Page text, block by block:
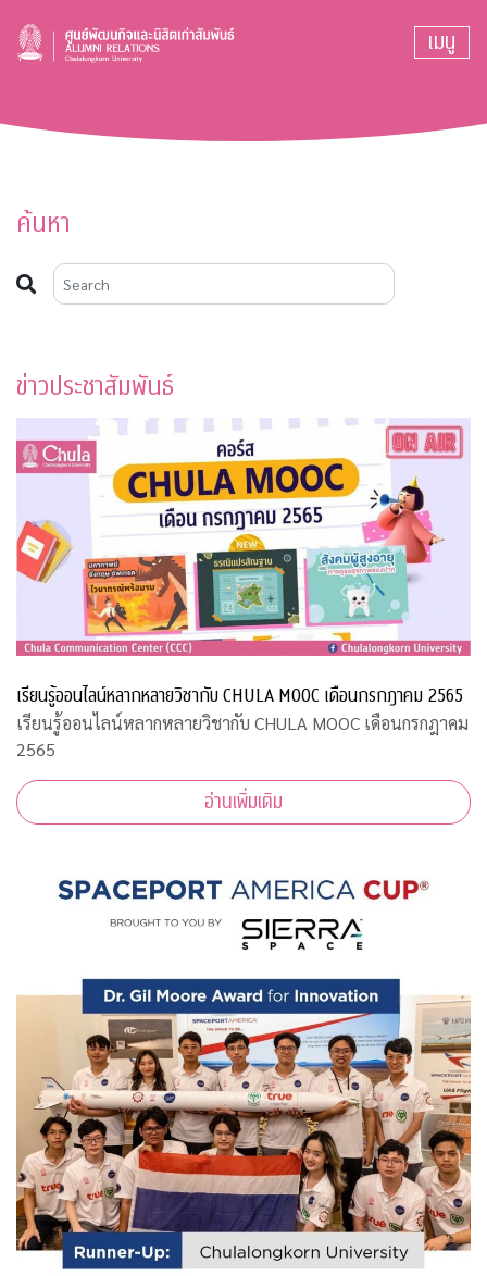
เมนู
ค้นหา
ข่าวประชาสัมพันธ์
เรียนรู้ออนไลน์หลากหลายวิชากับ CHULA MOOC เดือนกรกฎาคม 2565
เรียนรู้ออนไลน์หลากหลายวิชากับ CHULA MOOC เดือนกรกฎาคม
2565
อ่านเพิ่มเติม